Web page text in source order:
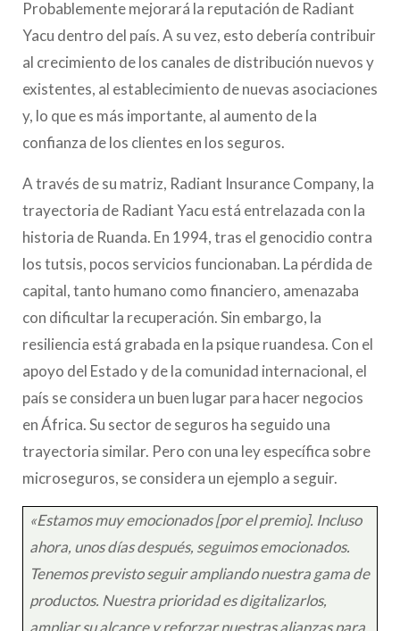
Probablemente mejorará la reputación de Radiant
Yacu dentro del país. A su vez, esto debería contribuir
al crecimiento de los canales de distribución nuevos y
existentes, al establecimiento de nuevas asociaciones
y, lo que es más importante, al aumento de la
confianza de los clientes en los seguros.
A través de su matriz, Radiant Insurance Company, la
trayectoria de Radiant Yacu está entrelazada con la
historia de Ruanda. En 1994, tras el genocidio contra
los tutsis, pocos servicios funcionaban. La pérdida de
capital, tanto humano como financiero, amenazaba
con dificultar la recuperación. Sin embargo, la
resiliencia está grabada en la psique ruandesa. Con el
apoyo del Estado y de la comunidad internacional, el
país se considera un buen lugar para hacer negocios
en África. Su sector de seguros ha seguido una
trayectoria similar. Pero con una ley específica sobre
microseguros, se considera un ejemplo a seguir.
«Estamos muy emocionados [por el premio]. Incluso
ahora, unos días después, seguimos emocionados.
Tenemos previsto seguir ampliando nuestra gama de
productos. Nuestra prioridad es digitalizarlos,
ampliar su alcance y reforzar nuestras alianzas para